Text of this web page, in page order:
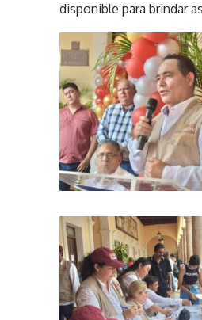
disponible para brindar